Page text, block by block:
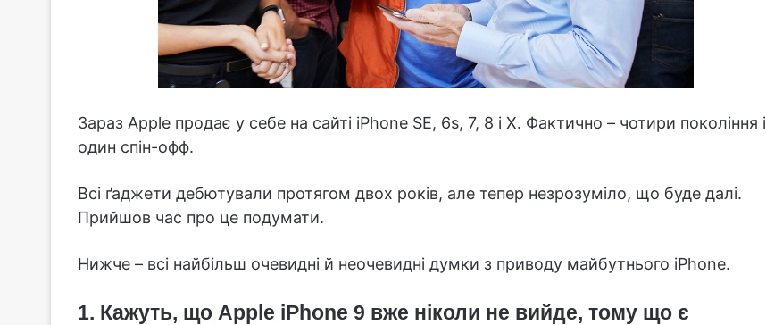
Зараз Apple продає у себе на сайті iPhone SE, 6s, 7, 8 і Х. Фактично – чотири покоління і
один спін-офф.
Всі ґаджети дебютували протягом двох років, але тепер незрозуміло, що буде далі.
Прийшов час про це подумати.
Нижче – всі найбільш очевидні й неочевидні думки з приводу майбутнього iPhone.
1. Кажуть, що Apple iPhone 9 вже ніколи не вийде, тому що є